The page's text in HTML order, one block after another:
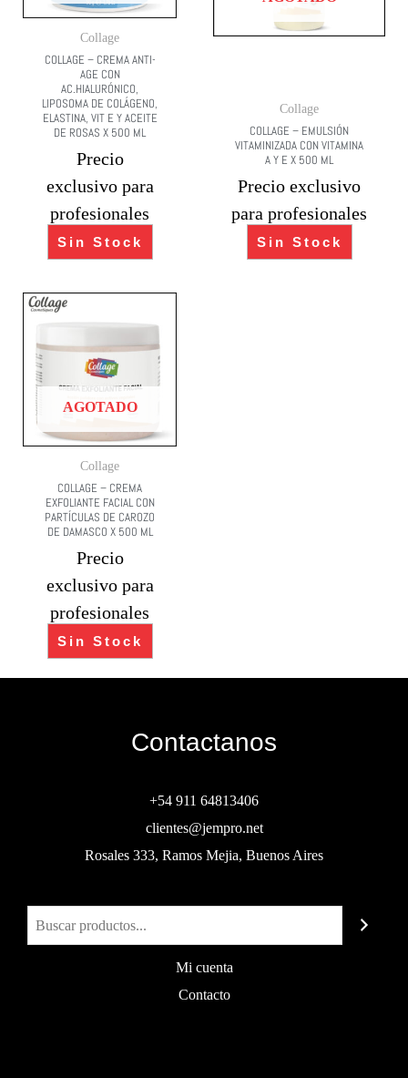
Collage
COLLAGE – CREMA ANTI-
AGE CON
AC.HIALURÓNICO,
LIPOSOMA DE COLÁGENO,
ELASTINA, VIT E Y ACEITE
DE ROSAS X 500 ML
Precio
exclusivo para
profesionales
Sin Stock
Collage
COLLAGE – EMULSIÓN
VITAMINIZADA CON VITAMINA
A Y E X 500 ML
Precio exclusivo
para profesionales
Sin Stock
AGOTADO
Collage
COLLAGE – CREMA
EXFOLIANTE FACIAL CON
PARTÍCULAS DE CAROZO
DE DAMASCO X 500 ML
Precio
exclusivo para
profesionales
Sin Stock
Contactanos
+54 911 64813406
clientes@jempro.net
Rosales 333, Ramos Mejia, Buenos Aires
Mi cuenta
Contacto